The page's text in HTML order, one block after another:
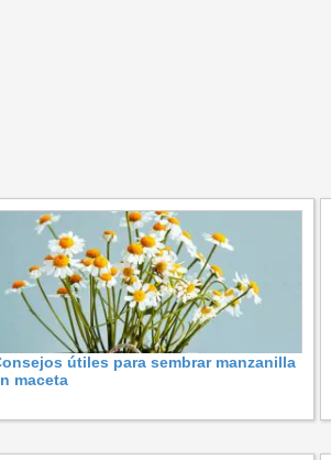
útiles para sembrar manzanilla
maceta